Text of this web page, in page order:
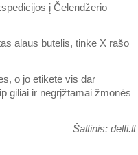
į Čelendžerio
alaus butelis, tinke X rašo
o jo etiketė vis dar
giliai ir negrįžtamai žmonės
Šaltinis: delfi.lt